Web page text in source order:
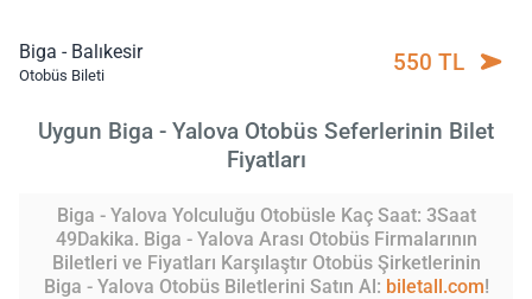
Biga - Balıkesir
Otobüs Bileti 550 TL
Uygun Biga - Yalova Otobüs Seferlerinin Bilet
Fiyatları
Biga - Yalova Yolculuğu Otobüsle Kaç Saat: 3Saat
49Dakika. Biga - Yalova Arası Otobüs Firmalarının
Biletleri ve Fiyatları Karşılaştır Otobüs Şirketlerinin
Biga - Yalova Otobüs Biletlerini Satın Al: biletall.com!